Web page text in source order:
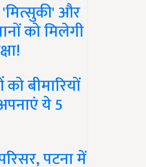
'मित्सुकी' और
को मिलेगी
बीमारियों
ये 5
पटना में